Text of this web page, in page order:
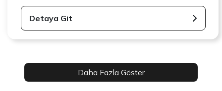
Detaya Git
Daha Fazla Göster